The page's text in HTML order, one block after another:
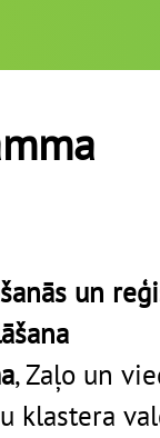
un
, Zaļo un
klastera